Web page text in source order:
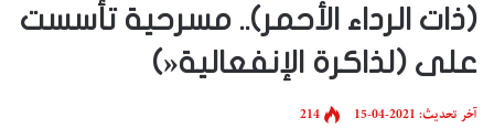
(ذات الرداء الأحمر).. مسرحية تأسست
على (لذاكرة الإنفعالية«)
آخر تحديث: 2021-04-15 214